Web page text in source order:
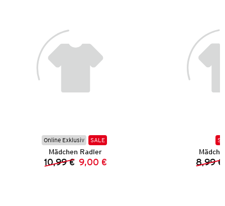
Online Exklusiv SALE
Mädchen Radler
Vorheriger Preis:
10,99 € Neuer Preis:
9,00 € 8,99 €